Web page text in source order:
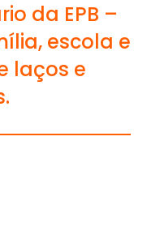
da EPB –
escola e
laços e